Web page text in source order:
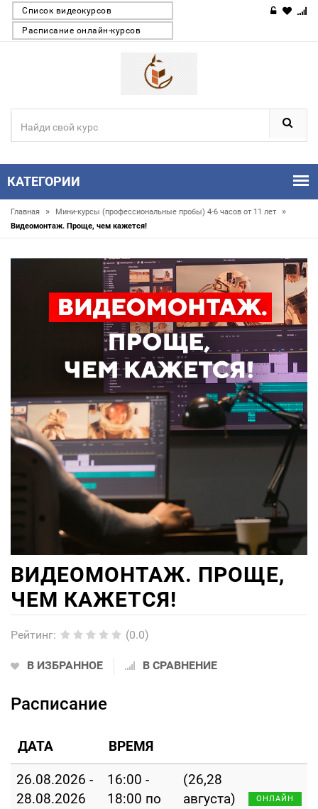
Список видеокурсов
Расписание онлайн-курсов
КАТЕГОРИИ
Главная » Мини-курсы (профессиональные пробы) 4-6 часов от 11 лет »
Видеомонтаж. Проще, чем кажется!
ВИДЕОМОНТАЖ. ПРОЩЕ,
ЧЕМ КАЖЕТСЯ!
Рейтинг: (0.0)
В ИЗБРАННОЕ В СРАВНЕНИЕ
Расписание
ДАТА ВРЕМЯ
26.08.2026 -
28.08.2026
16:00 -
18:00 по
(26,28
августа)
ОНЛАЙН